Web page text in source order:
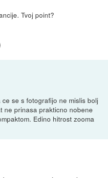
Tvoj point?
se s fotografijo ne mislis bolj
ne prinasa prakticno nobene
Edino hitrost zooma